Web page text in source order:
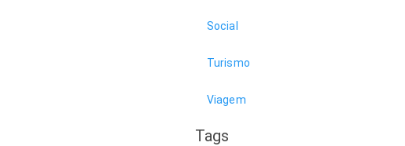
Social
Turismo
Viagem
Tags